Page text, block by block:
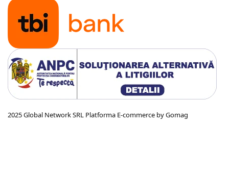
2025 Global Network SRL Platforma E-commerce by Gomag